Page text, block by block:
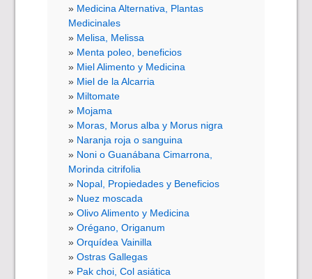
Medicina Alternativa, Plantas
Medicinales
Melisa, Melissa
Menta poleo, beneficios
Miel Alimento y Medicina
Miel de la Alcarria
Miltomate
Mojama
Moras, Morus alba y Morus nigra
Naranja roja o sanguina
Noni o Guanábana Cimarrona,
Morinda citrifolia
Nopal, Propiedades y Beneficios
Nuez moscada
Olivo Alimento y Medicina
Orégano, Origanum
Orquídea Vainilla
Ostras Gallegas
Pak choi, Col asiática